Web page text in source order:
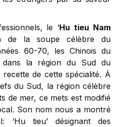
le ‘Hu tieu Nam
de la soupe célèbre du
60-70, les Chinois du
dans la région du Sud du
de cette spécialité. À
du Sud, la région célèbre
de mer, ce mets est modifié
Son nom nous a montré
‘Hu tieu’ désignant des